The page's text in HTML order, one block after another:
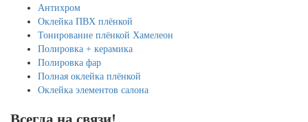
Антихром
Оклейка ПВХ плёнкой
Тонирование плёнкой Хамелеон
Полировка + керамика
Полировка фар
Полная оклейка плёнкой
Оклейка элементов салона